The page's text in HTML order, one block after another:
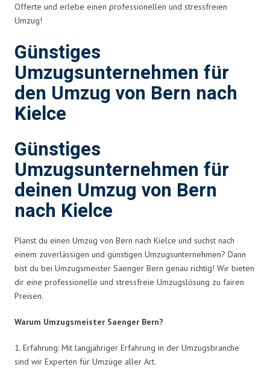
Offerte und erlebe einen professionellen und stressfreien
Umzug!
Günstiges
Umzugsunternehmen für
den Umzug von Bern nach
Kielce
Günstiges
Umzugsunternehmen für
deinen Umzug von Bern
nach Kielce
Planst du einen Umzug von Bern nach Kielce und suchst nach
einem zuverlässigen und günstigen Umzugsunternehmen? Dann
bist du bei Umzugsmeister Saenger Bern genau richtig! Wir bieten
dir eine professionelle und stressfreie Umzugslösung zu fairen
Preisen.
Warum Umzugsmeister Saenger Bern?
1. Erfahrung: Mit langjähriger Erfahrung in der Umzugsbranche
sind wir Experten für Umzüge aller Art.